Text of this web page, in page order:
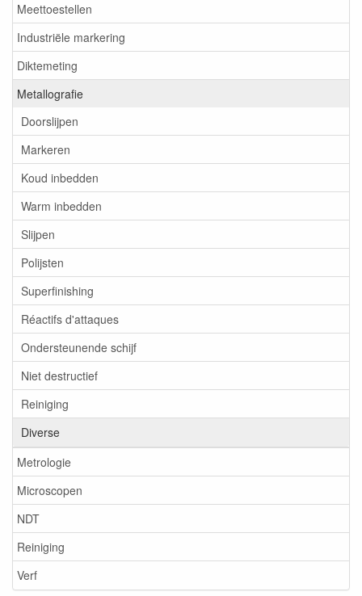
Meettoestellen
Industriële markering
Diktemeting
Metallografie
Doorslijpen
Markeren
Koud inbedden
Warm inbedden
Slijpen
Polijsten
Superfinishing
Réactifs d'attaques
Ondersteunende schijf
Niet destructief
Reiniging
Diverse
Metrologie
Microscopen
NDT
Reiniging
Verf